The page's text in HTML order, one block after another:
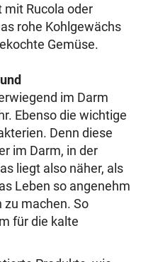
mit Rucola oder
rohe Kohlgewächs
Gemüse.
im Darm
Ebenso die wichtige
Denn diese
im Darm, in der
liegt also näher, als
Leben so angenehm
machen. So
für die kalte